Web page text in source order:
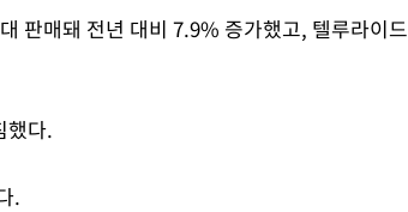
판매돼 전년 대비 7.9% 증가했고, 텔루라이드
했다.
.